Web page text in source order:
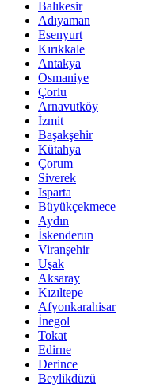
Balıkesir
Adıyaman
Esenyurt
Kırıkkale
Antakya
Osmaniye
Çorlu
Arnavutköy
İzmit
Başakşehir
Kütahya
Çorum
Siverek
Isparta
Büyükçekmece
Aydın
İskenderun
Viranşehir
Uşak
Aksaray
Kızıltepe
Afyonkarahisar
İnegol
Tokat
Edirne
Derince
Beylikdüzü